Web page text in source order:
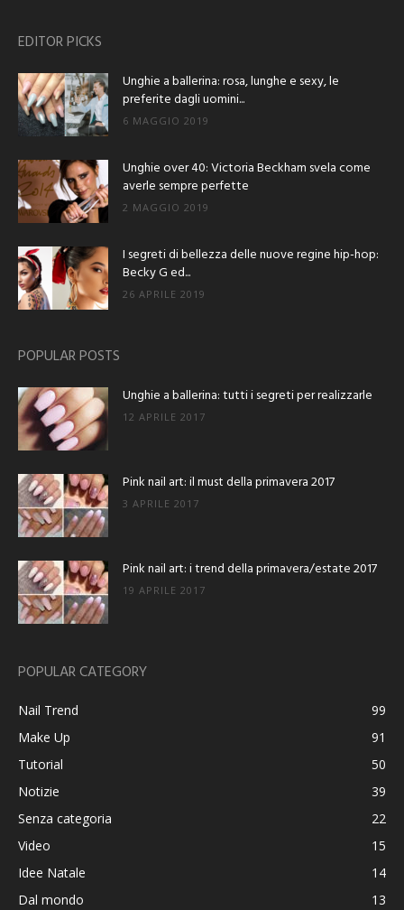
EDITOR PICKS
Unghie a ballerina: rosa, lunghe e sexy, le
preferite dagli uomini...
6 MAGGIO 2019
Unghie over 40: Victoria Beckham svela come
averle sempre perfette
2 MAGGIO 2019
I segreti di bellezza delle nuove regine hip-hop:
Becky G ed...
26 APRILE 2019
POPULAR POSTS
Unghie a ballerina: tutti i segreti per realizzarle
12 APRILE 2017
Pink nail art: il must della primavera 2017
3 APRILE 2017
Pink nail art: i trend della primavera/estate 2017
19 APRILE 2017
POPULAR CATEGORY
Nail Trend
99
Make Up
91
Tutorial
50
Notizie
39
Senza categoria
22
Video
15
Idee Natale
14
Dal mondo
13